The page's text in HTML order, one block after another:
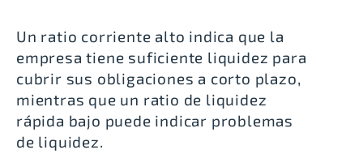
Un ratio corriente alto indica que la
empresa tiene suficiente liquidez para
cubrir sus obligaciones a corto plazo,
mientras que un ratio de liquidez
rápida bajo puede indicar problemas
de liquidez.